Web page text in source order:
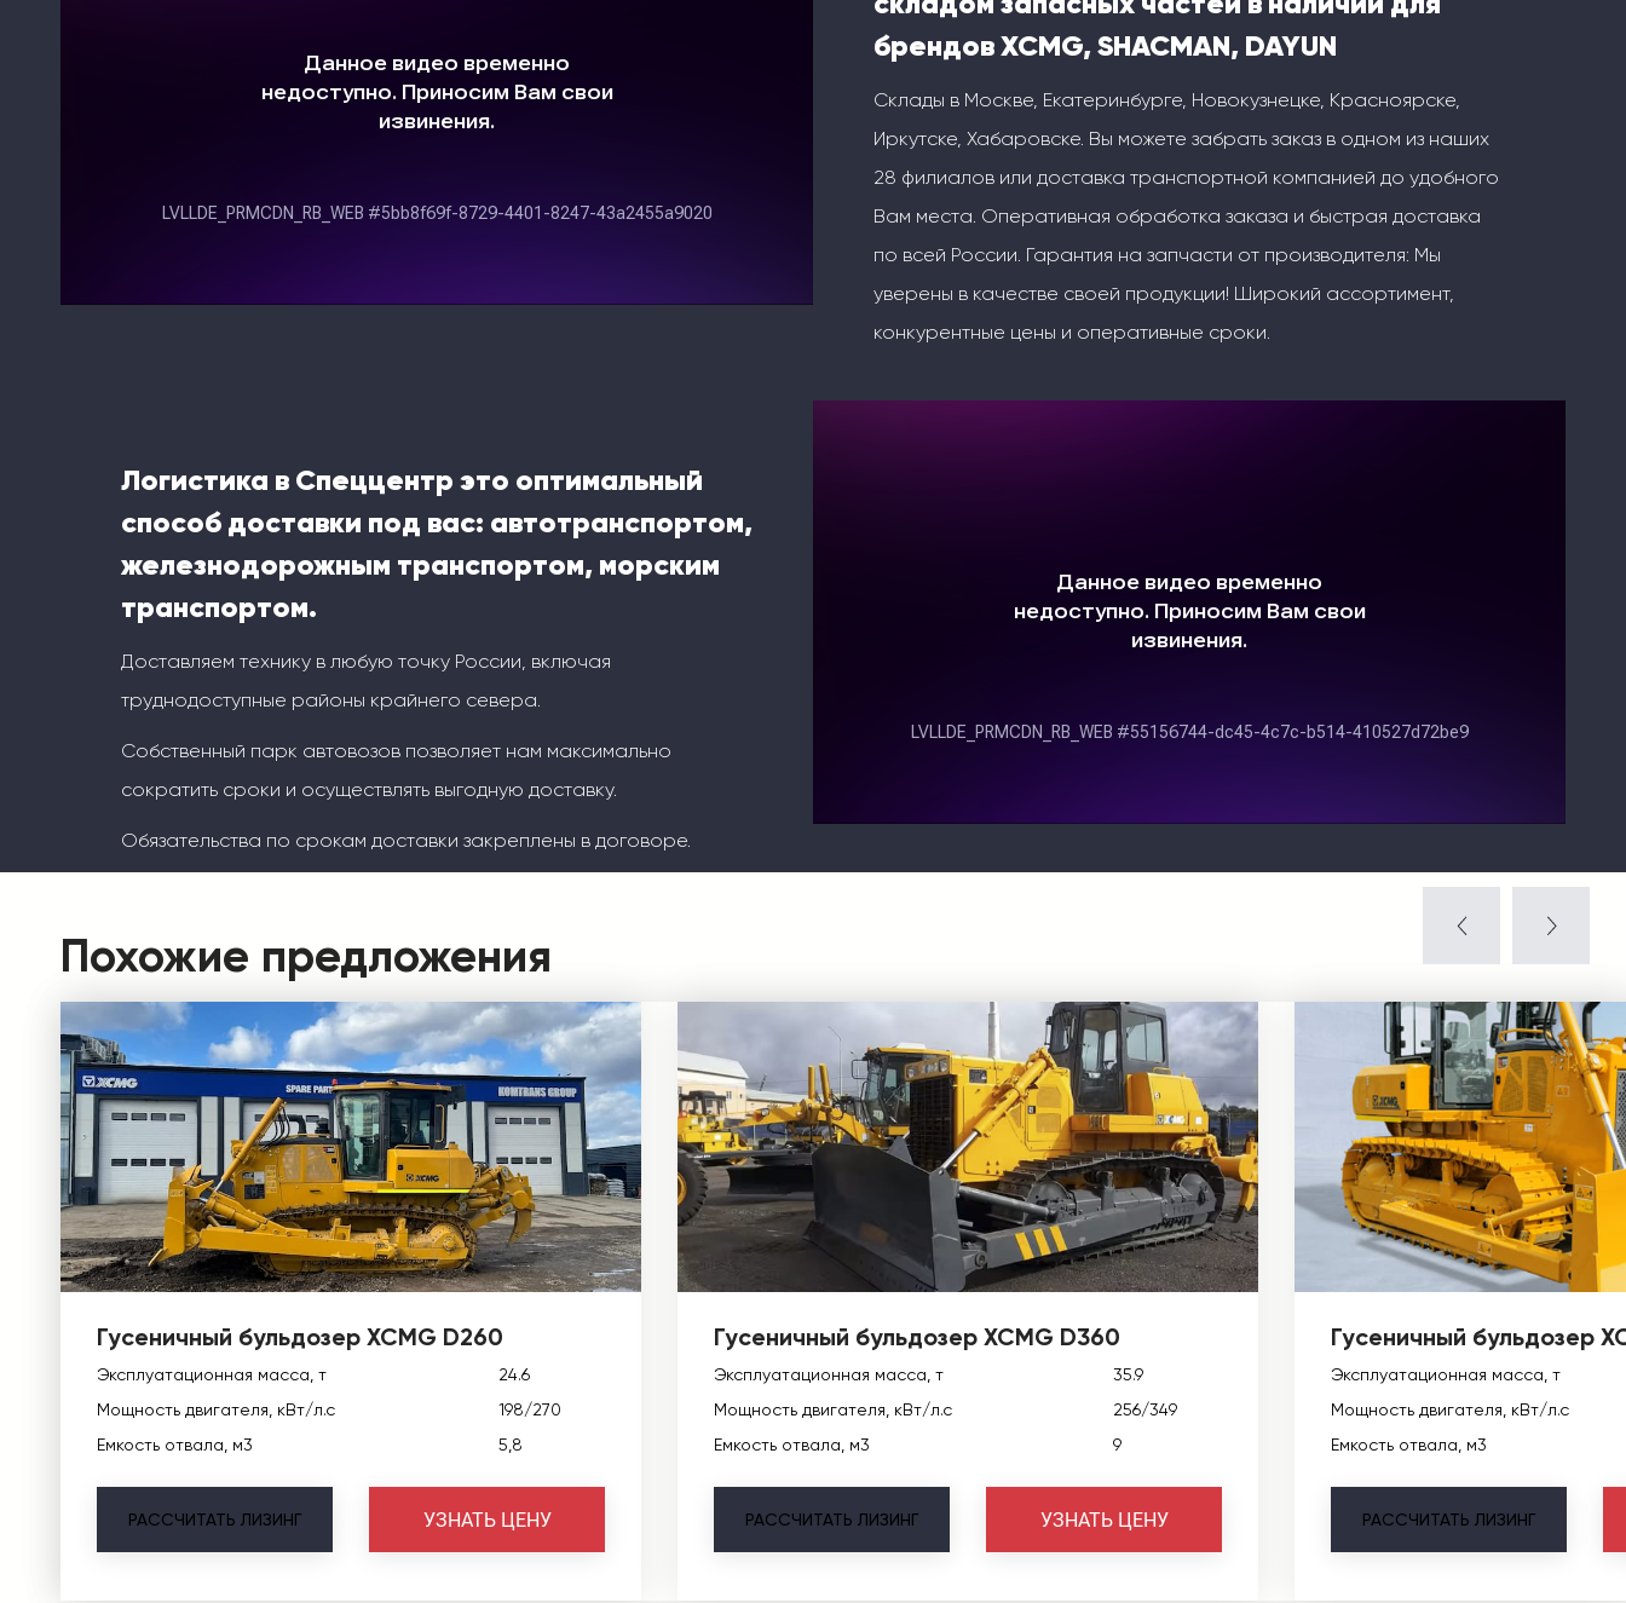
брендов XCMG, SHACMAN, DAYUN
Склады в Москве, Екатеринбурге, Новокузнецке, Красноярске,
Иркутске, Хабаровске. Вы можете забрать заказ в одном из наших
28 филиалов или доставка транспортной компанией до удобного
Вам места. Оперативная обработка заказа и быстрая доставка
по всей России. Гарантия на запчасти от производителя: Мы
уверены в качестве своей продукции! Широкий ассортимент,
конкурентные цены и оперативные сроки.
Логистика в Спеццентр это оптимальный
способ доставки под вас: автотранспортом,
железнодорожным транспортом, морским
транспортом.
Доставляем технику в любую точку России, включая
труднодоступные районы крайнего севера.
Собственный парк автовозов позволяет нам максимально
сократить сроки и осуществлять выгодную доставку.
Обязательства по срокам доставки закреплены в договоре.
Похожие предложения
Гусеничный бульдозер XCMG D260
Эксплуатационная масса, т
24.6
Мощность двигателя, кВт/л.с
198/270
Емкость отвала, м3
5,8
РАССЧИТАТЬ ЛИЗИНГ УЗНАТЬ ЦЕНУ
Гусеничный бульдозер XCMG D360
Эксплуатационная масса, т
35.9
Мощность двигателя, кВт/л.с
256/349
Емкость отвала, м3
9
РАССЧИТАТЬ ЛИЗИНГ УЗНАТЬ ЦЕНУ
Гусеничный бульдозер
Эксплуатационная масса, т
Мощность двигателя, кВт/л.с
Емкость отвала, м3
РАССЧИТАТЬ ЛИЗИНГ